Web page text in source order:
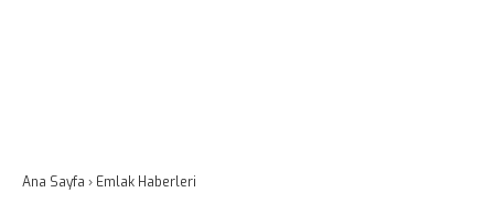
Ana Sayfa › Emlak Haberleri